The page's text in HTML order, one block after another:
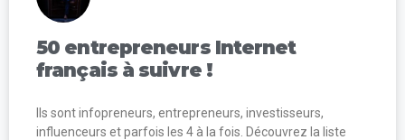
50 entrepreneurs Internet
français à suivre !
Ils sont infopreneurs, entrepreneurs, investisseurs,
influenceurs et parfois les 4 à la fois. Découvrez la liste